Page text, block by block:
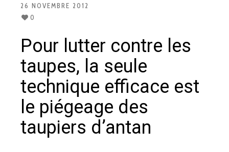
26 NOVEMBRE 2012
0
Pour lutter contre les
taupes, la seule
technique efficace est
le piégeage des
taupiers d’antan